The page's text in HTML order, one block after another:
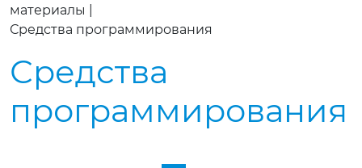
материалы
Средства программирования
Средства
программирования